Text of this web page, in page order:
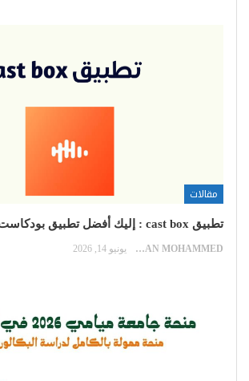
مقالات
تطبيق cast box : إليك أفضل تطبيق بودكاست عربي مجاني
EMAN MOHAMMED يونيو 14, 2026